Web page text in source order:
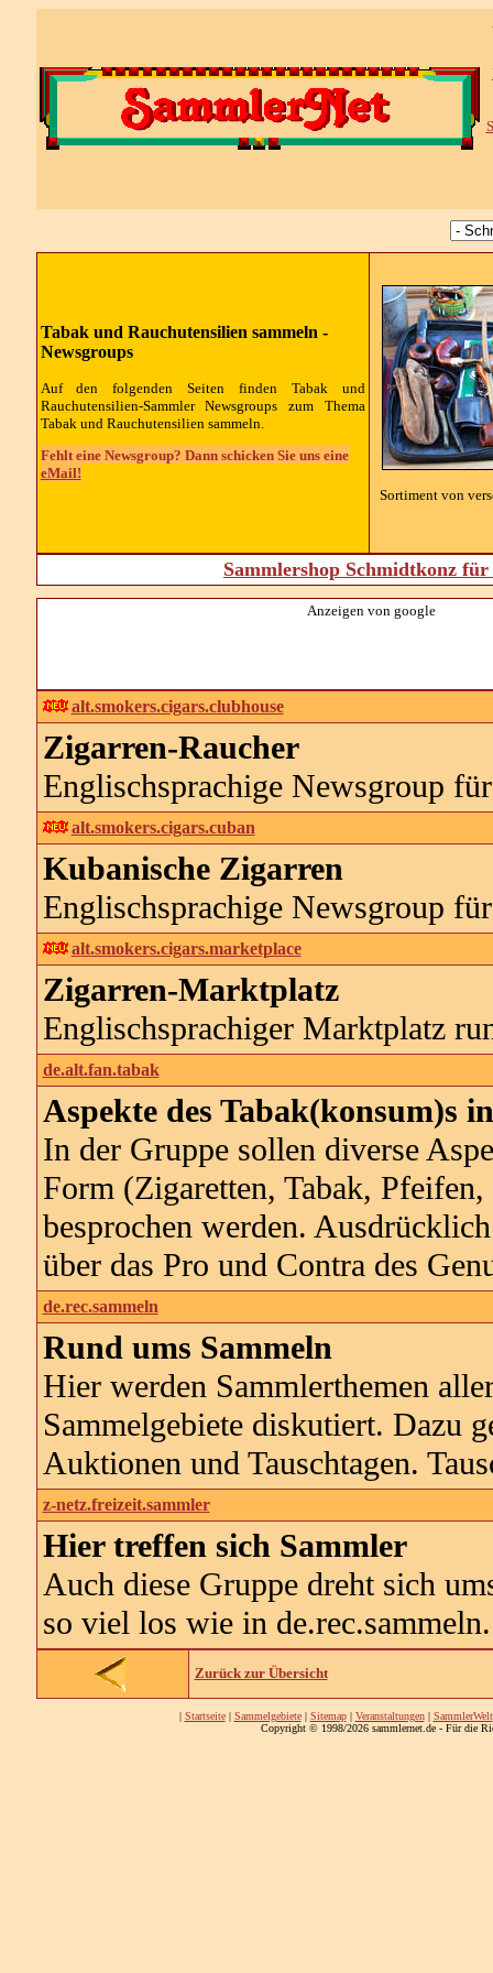
Tabak und Rauchutensilien sammeln -
Newsgroups
Auf den folgenden Seiten finden Tabak und
Rauchutensilien-Sammler Newsgroups zum Thema
Tabak und Rauchutensilien sammeln.
Fehlt eine Newsgroup? Dann schicken Sie uns eine
eMail!
Sortiment von
Sammlershop Schmidtkonz
Anzeigen von google
alt.smokers.cigars.clubhouse
Zigarren-Raucher
Englischsprachige Newsgroup
alt.smokers.cigars.cuban
Kubanische Zigarren
Englischsprachige Newsgroup
alt.smokers.cigars.marketplace
Zigarren-Marktplatz
Englischsprachiger Marktplatz
de.alt.fan.tabak
Aspekte des Tabak(konsum)s
In der Gruppe sollen diverse
Form (Zigaretten, Tabak,
besprochen werden.
über das Pro und Contra des
de.rec.sammeln
Rund ums Sammeln
Hier werden Sammlerthemen
Sammelgebiete diskutiert. Dazu
Auktionen und Tauschtagen.
z-netz.freizeit.sammler
Hier treffen sich Sammler
Auch diese Gruppe dreht sich
so viel los wie in de.rec.sammeln.
Zurück zur Übersicht
| Startseite| Sammelgebiete| Sitemap| Veranstaltungen| SammlerWelt
Copyright © 1998/2026 sammlernet.de - Für die